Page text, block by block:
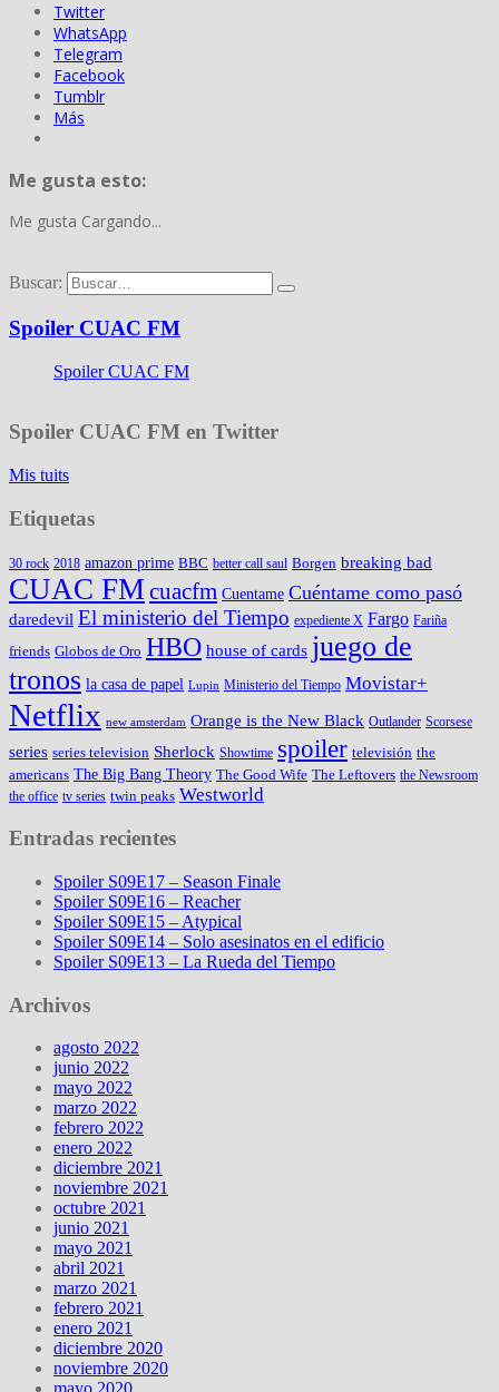
Twitter
WhatsApp
Telegram
Facebook
Tumblr
Más
Me gusta esto:
Me gusta Cargando...
Buscar:
Spoiler CUAC FM
Spoiler CUAC FM
Spoiler CUAC FM en Twitter
Mis tuits
Etiquetas
30 rock 2018 amazon prime BBC better call saul Borgen breaking bad
CUAC FMcuacfm Cuentame Cuéntame como pasó
daredevil El ministerio del Tiempo expediente X Fargo Fariña
friends Globos de Oro HBO house of cards juego de
tronos la casa de papel Lupin Ministerio del Tiempo Movistar+
Netflix new amsterdam Orange is the New Black Outlander Scorsese
series series television Sherlock Showtime spoiler televisión the
americans The Big Bang Theory The Good Wife The Leftovers the Newsroom
the office tv series twin peaks Westworld
Entradas recientes
Spoiler S09E17 – Season Finale
Spoiler S09E16 – Reacher
Spoiler S09E15 – Atypical
Spoiler S09E14 – Solo asesinatos en el edificio
Spoiler S09E13 – La Rueda del Tiempo
Archivos
agosto 2022
junio 2022
mayo 2022
marzo 2022
febrero 2022
enero 2022
diciembre 2021
noviembre 2021
octubre 2021
junio 2021
mayo 2021
abril 2021
marzo 2021
febrero 2021
enero 2021
diciembre 2020
noviembre 2020